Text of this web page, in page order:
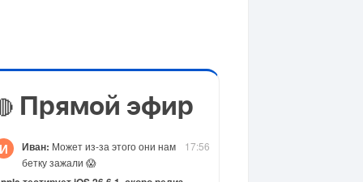
Прямой эфир
17:56
И Иван: Может из-за этого они нам
бетку зажали 😱